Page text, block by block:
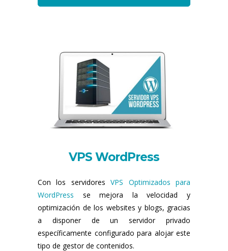
VPS WordPress
Con los servidoresVPS Optimizados para
WordPress se mejora la velocidad y
optimización de los websites y blogs, gracias
a disponer de un servidor privado
específicamente configurado para alojar este
tipo de gestor de contenidos.